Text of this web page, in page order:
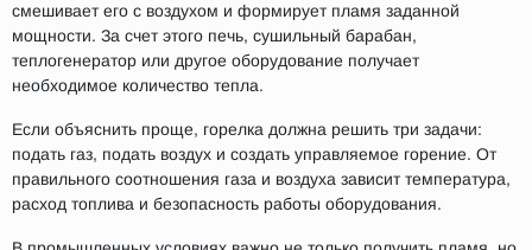
смешивает его с воздухом и формирует пламя заданной
мощности. За счет этого печь, сушильный барабан,
теплогенератор или другое оборудование получает
необходимое количество тепла.
Если объяснить проще, горелка должна решить три задачи:
подать газ, подать воздух и создать управляемое горение. От
правильного соотношения газа и воздуха зависит температура,
расход топлива и безопасность работы оборудования.